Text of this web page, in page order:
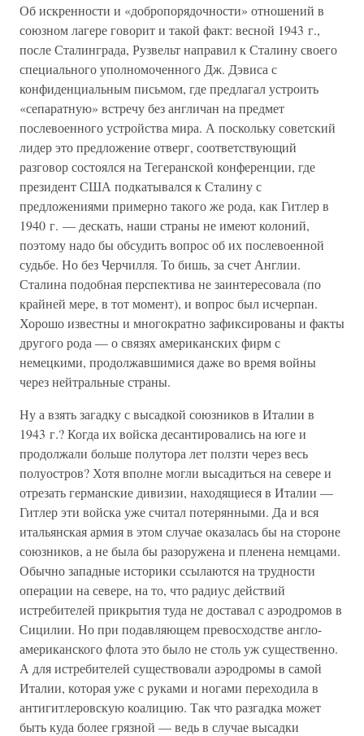
Об искренности и «добропорядочности» отношений в
союзном лагере говорит и такой факт: весной 1943 г.,
после Сталинграда, Рузвельт направил к Сталину своего
специального уполномоченного Дж. Дэвиса с
конфиденциальным письмом, где предлагал устроить
«сепаратную» встречу без англичан на предмет
послевоенного устройства мира. А поскольку советский
лидер это предложение отверг, соответствующий
разговор состоялся на Тегеранской конференции, где
президент США подкатывался к Сталину с
предложениями примерно такого же рода, как Гитлер в
1940 г. — дескать, наши страны не имеют колоний,
поэтому надо бы обсудить вопрос об их послевоенной
судьбе. Но без Черчилля. То бишь, за счет Англии.
Сталина подобная перспектива не заинтересовала (по
крайней мере, в тот момент), и вопрос был исчерпан.
Хорошо известны и многократно зафиксированы и факты
другого рода — о связях американских фирм с
немецкими, продолжавшимися даже во время войны
через нейтральные страны.
Ну а взять загадку с высадкой союзников в Италии в
1943 г.? Когда их войска десантировались на юге и
продолжали больше полутора лет ползти через весь
полуостров? Хотя вполне могли высадиться на севере и
отрезать германские дивизии, находящиеся в Италии —
Гитлер эти войска уже считал потерянными. Да и вся
итальянская армия в этом случае оказалась бы на стороне
союзников, а не была бы разоружена и пленена немцами.
Обычно западные историки ссылаются на трудности
операции на севере, на то, что радиус действий
истребителей прикрытия туда не доставал с аэродромов в
Сицилии. Но при подавляющем превосходстве англо-
американского флота это было не столь уж существенно.
А для истребителей существовали аэродромы в самой
Италии, которая уже с руками и ногами переходила в
антигитлеровскую коалицию. Так что разгадка может
быть куда более грязной — ведь в случае высадки